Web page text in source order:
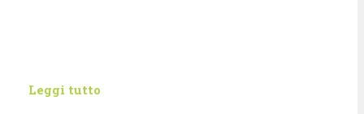
Leggi tutto